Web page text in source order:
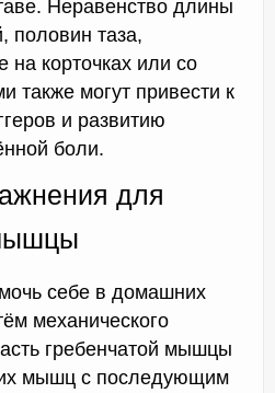
Неравенство длины
половин таза,
на корточках или со
также могут привести к
и развитию
боли.
для
себе в домашних
механического
гребенчатой мышцы
мышц с последующим